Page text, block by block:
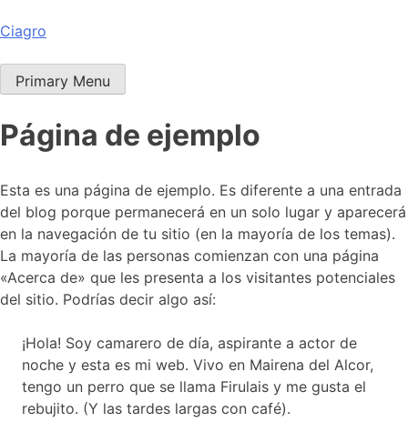
Ciagro
Primary Menu
Página de ejemplo
Esta es una página de ejemplo. Es diferente a una entrada
del blog porque permanecerá en un solo lugar y aparecerá
en la navegación de tu sitio (en la mayoría de los temas).
La mayoría de las personas comienzan con una página
«Acerca de» que les presenta a los visitantes potenciales
del sitio. Podrías decir algo así:
¡Hola! Soy camarero de día, aspirante a actor de
noche y esta es mi web. Vivo en Mairena del Alcor,
tengo un perro que se llama Firulais y me gusta el
rebujito. (Y las tardes largas con café).